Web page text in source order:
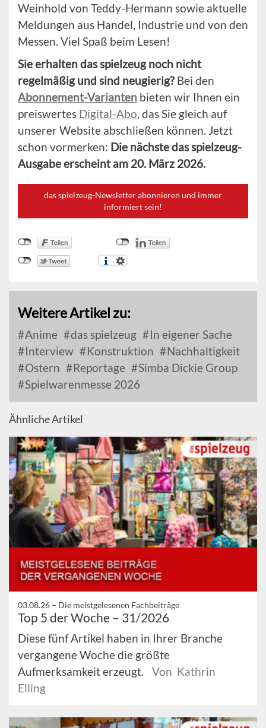
Weinhold von Teddy-Hermann sowie aktuelle
Meldungen aus Handel, Industrie und von den
Messen. Viel Spaß beim Lesen!
Sie erhalten das spielzeug noch nicht
regelmäßig und sind neugierig? Bei den
Abonnement-Varianten bieten wir Ihnen ein
preiswertes Digital-Abo, das Sie gleich auf
unserer Website abschließen können. Jetzt
schon vormerken: Die nächste das spielzeug-
Ausgabe erscheint am 20. März 2026.
das spielzeug-Newsletter abonnieren und immer
informiert sein!
Weitere Artikel zu:
Anime das spielzeug
In eigener Sache
Interview
Konstruktion
Nachhaltigkeit
Ostern
Reportage
Simba Dickie Group
Spielwarenmesse 2026
Ähnliche Artikel
03.08.26 – Die meistgelesenen Fachbeiträge
Top 5 der Woche – 31/2026
Diese fünf Artikel haben in Ihrer Branche
vergangene Woche die größte
Aufmerksamkeit erzeugt.
Von Kathrin
Elling